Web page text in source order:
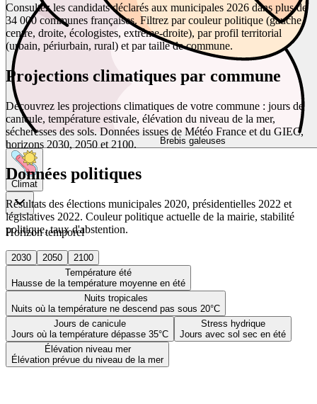
Brebis galeuses
Climat
Horizon temporel
2030 2050
2100
Température été
Hausse de la température moyenne en été
Nuits tropicales
Nuits où la température ne descend pas sous 20°C
Jours de canicule
Jours où la température dépasse 35°C
Stress hydrique
Jours avec sol sec en été
Élévation niveau mer
Élévation prévue du niveau de la mer
Consultez les candidats déclarés aux municipales 2026 dans plus de
34 000 communes françaises. Filtrez par couleur politique (gauche,
centre, droite, écologistes, extrême-droite), par profil territorial
(urbain, périurbain, rural) et par taille de commune.
Projections climatiques par commune
Découvrez les projections climatiques de votre commune : jours de
canicule, température estivale, élévation du niveau de la mer,
sécheresses des sols. Données issues de Météo France et du GIEC,
horizons 2030, 2050 et 2100.
Données politiques
Résultats des élections municipales 2020, présidentielles 2022 et
législatives 2022. Couleur politique actuelle de la mairie, stabilité
politique, taux d'abstention.